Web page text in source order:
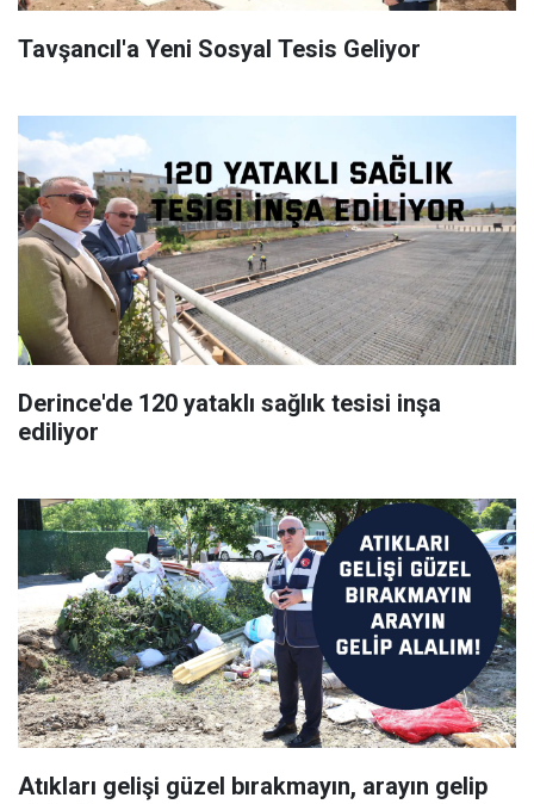
Tavşancıl'a Yeni Sosyal Tesis Geliyor
Derince'de 120 yataklı sağlık tesisi inşa
ediliyor
Atıkları gelişi güzel bırakmayın, arayın gelip